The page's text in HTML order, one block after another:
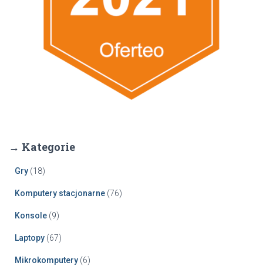
→ Kategorie
Gry (18)
Komputery stacjonarne (76)
Konsole (9)
Laptopy (67)
Mikrokomputery (6)